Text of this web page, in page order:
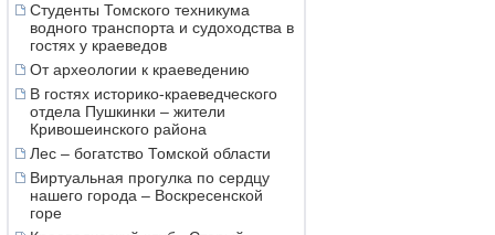
Студенты Томского техникума
водного транспорта и судоходства в
гостях у краеведов
От археологии к краеведению
В гостях историко-краеведческого
отдела Пушкинки – жители
Кривошеинского района
Лес – богатство Томской области
Виртуальная прогулка по сердцу
нашего города – Воскресенской
горе